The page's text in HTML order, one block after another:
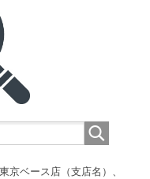
京ベース店（支店名）、